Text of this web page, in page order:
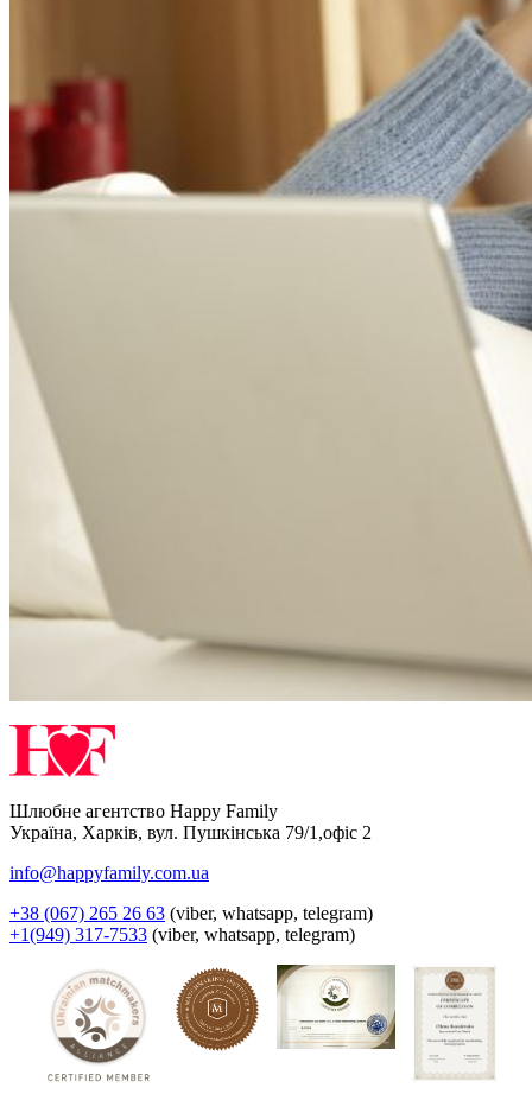
Шлюбне агентство Happy Family
Україна, Харків, вул. Пушкінська 79/1,офіс 2
info@happyfamily.com.ua
+38 (067) 265 26 63 (viber, whatsapp, telegram)
+1(949) 317-7533 (viber, whatsapp, telegram)